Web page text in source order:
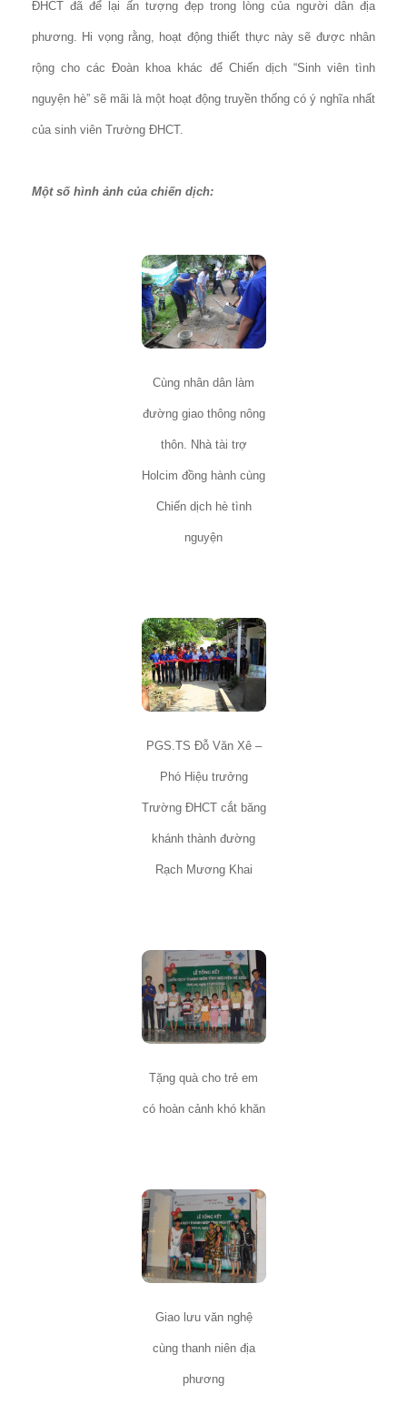
ĐHCT đã để lại ấn tượng đẹp trong lòng của người dân địa
phương. Hi vọng rằng, hoạt động thiết thực này sẽ được nhân
rộng cho các Đoàn khoa khác để Chiến dịch “Sinh viên tình
nguyện hè” sẽ mãi là một hoạt động truyền thống có ý nghĩa nhất
của sinh viên Trường ĐHCT.
Một số hình ảnh của chiến dịch:
Cùng nhân dân làm
đường giao thông nông
thôn. Nhà tài trợ
Holcim đồng hành cùng
Chiến dịch hè tình
nguyện
PGS.TS Đỗ Văn Xê –
Phó Hiệu trưởng
Trường ĐHCT cắt băng
khánh thành đường
Rạch Mương Khai
Tặng quà cho trẻ em
có hoàn cảnh khó khăn
Giao lưu văn nghệ
cùng thanh niên địa
phương